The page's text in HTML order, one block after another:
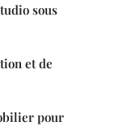
sous
et de
pour